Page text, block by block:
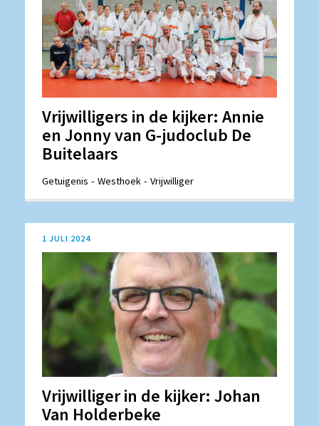
Vrijwilligers in de kijker: Annie
en Jonny van G-judoclub De
Buitelaars
Getuigenis Westhoek Vrijwilliger
1 JULI 2024
Vrijwilliger in de kijker: Johan
Van Holderbeke